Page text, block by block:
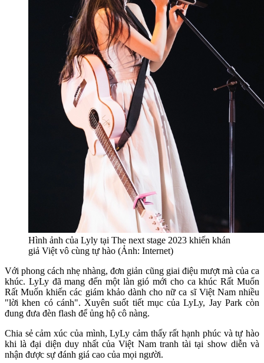
Hình ảnh của Lyly tại The next stage 2023 khiến khán
giả Việt vô cùng tự hào (Ảnh: Internet)
Với phong cách nhẹ nhàng, đơn giản cũng giai điệu mượt mà của ca
khúc. LyLy đã mang đến một làn gió mới cho ca khúc Rất Muốn
Rất Muốn khiến các giám khảo dành cho nữ ca sĩ Việt Nam nhiều
"lời khen có cánh". Xuyên suốt tiết mục của LyLy, Jay Park còn
đung đưa đèn flash để ủng hộ cô nàng.
Chia sẻ cảm xúc của mình, LyLy cảm thấy rất hạnh phúc và tự hào
khi là đại diện duy nhất của Việt Nam tranh tài tại show diễn và
nhận được sự đánh giá cao của mọi người.